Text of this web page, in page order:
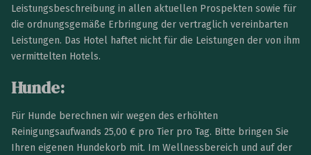
Leistungsbeschreibung in allen aktuellen Prospekten sowie für
die ordnungsgemäße Erbringung der vertraglich vereinbarten
Leistungen. Das Hotel haftet nicht für die Leistungen der von ihm
vermittelten Hotels.
Hunde:
Für Hunde berechnen wir wegen des erhöhten
Reinigungsaufwands 25,00 € pro Tier pro Tag. Bitte bringen Sie
Ihren eigenen Hundekorb mit. Im Wellnessbereich und auf der